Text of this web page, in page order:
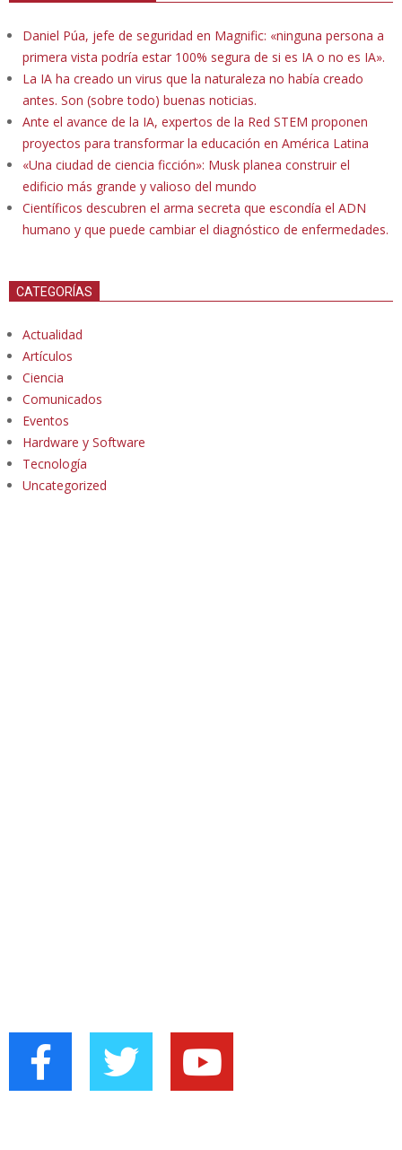
Daniel Púa, jefe de seguridad en Magnific: «ninguna persona a
primera vista podría estar 100% segura de si es IA o no es IA».
La IA ha creado un virus que la naturaleza no había creado
antes. Son (sobre todo) buenas noticias.
Ante el avance de la IA, expertos de la Red STEM proponen
proyectos para transformar la educación en América Latina
«Una ciudad de ciencia ficción»: Musk planea construir el
edificio más grande y valioso del mundo
Científicos descubren el arma secreta que escondía el ADN
humano y que puede cambiar el diagnóstico de enfermedades.
CATEGORÍAS
Actualidad
Artículos
Ciencia
Comunicados
Eventos
Hardware y Software
Tecnología
Uncategorized